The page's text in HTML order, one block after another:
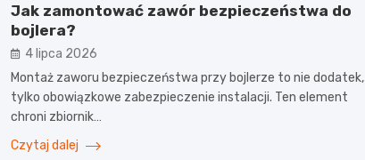
Jak zamontować zawór bezpieczeństwa do
bojlera?
4 lipca 2026
Montaż zaworu bezpieczeństwa przy bojlerze to nie dodatek,
tylko obowiązkowe zabezpieczenie instalacji. Ten element
chroni zbiornik…
Czytaj dalej